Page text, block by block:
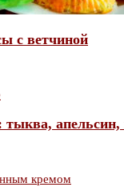
с ветчиной
тыква,